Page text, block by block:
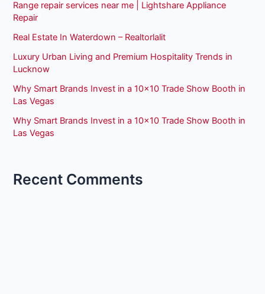
Range repair services near me | Lightshare Appliance
Repair
Real Estate In Waterdown – Realtorlalit
Luxury Urban Living and Premium Hospitality Trends in
Lucknow
Why Smart Brands Invest in a 10×10 Trade Show Booth in
Las Vegas
Why Smart Brands Invest in a 10×10 Trade Show Booth in
Las Vegas
Recent Comments